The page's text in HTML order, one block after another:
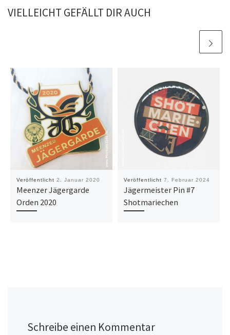
VIELLEICHT GEFÄLLT DIR AUCH
Veröffentlicht 2. Januar 2020
Meenzer Jägergarde
Orden 2020
Veröffentlicht 7. Februar 2024
Jägermeister Pin #7
Shotmariechen
Schreibe einen Kommentar